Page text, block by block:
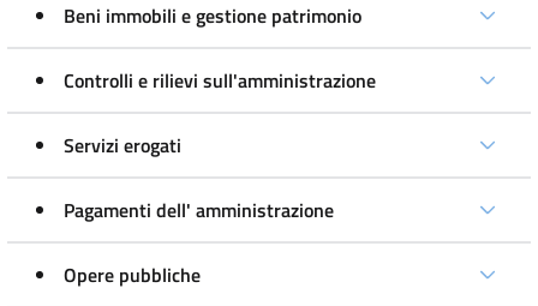
Beni immobili e gestione patrimonio
Controlli e rilievi sull'amministrazione
Servizi erogati
Pagamenti dell' amministrazione
Opere pubbliche